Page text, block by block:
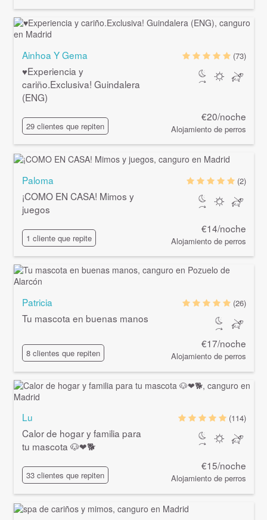
Ainhoa Y Gema
♥Experiencia y
cariño.Exclusiva! Guindalera
(ENG)
29 clientes que repiten
(73)
€20/noche
Alojamiento de perros
Paloma
¡COMO EN CASA! Mimos y
juegos
1 cliente que repite
(2)
€14/noche
Alojamiento de perros
Patricia
Tu mascota en buenas manos
8 clientes que repiten
(26)
€17/noche
Alojamiento de perros
Lu
Calor de hogar y familia para
tu mascota 🐶❤🐕
33 clientes que repiten
(114)
€15/noche
Alojamiento de perros